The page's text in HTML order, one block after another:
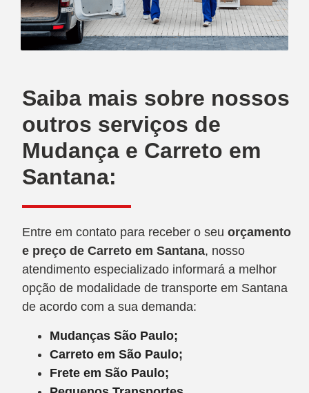
Saiba mais sobre nossos
outros serviços de
Mudança e Carreto em
Santana:
Entre em contato para receber o seu orçamento
e preço de Carreto em Santana, nosso
atendimento especializado informará a melhor
opção de modalidade de transporte em Santana
de acordo com a sua demanda:
Mudanças São Paulo;
Carreto em São Paulo;
Frete em São Paulo;